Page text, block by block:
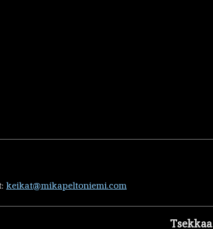
keikat@mikapeltoniemi.com